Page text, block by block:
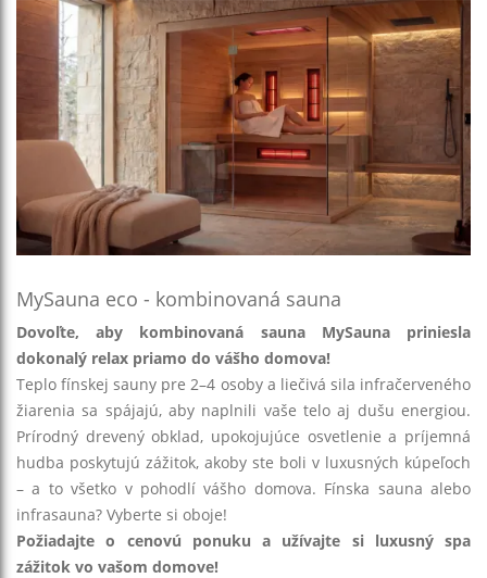
MySauna eco - kombinovaná sauna
Dovoľte, aby kombinovaná sauna MySauna priniesla
dokonalý relax priamo do vášho domova!
Teplo fínskej sauny pre 2–4 osoby a liečivá sila infračerveného
žiarenia sa spájajú, aby naplnili vaše telo aj dušu energiou.
Prírodný drevený obklad, upokojujúce osvetlenie a príjemná
hudba poskytujú zážitok, akoby ste boli v luxusných kúpeľoch
– a to všetko v pohodlí vášho domova. Fínska sauna alebo
infrasauna? Vyberte si oboje!
Požiadajte o cenovú ponuku a užívajte si luxusný spa
zážitok vo vašom domove!